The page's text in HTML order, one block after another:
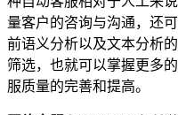
量客户的咨询与沟通，还
前语义分析以及文本分析
筛选，也就可以掌握更多
服质量的完善和提高。